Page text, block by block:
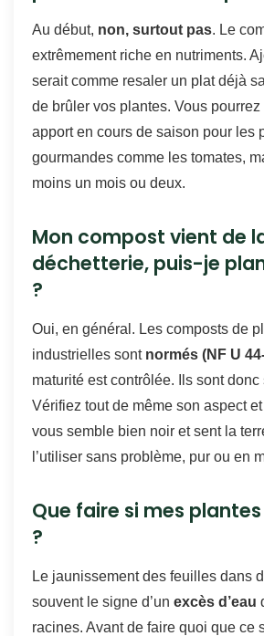
Au début, non, surtout pas. Le
extrêmement riche en nutriments.
serait comme resaler un plat déjà
de brûler vos plantes. Vous
apport en cours de saison pour les
gourmandes comme les tomates,
moins un mois ou deux.
Mon compost vient de
déchetterie, puis-je
?
Oui, en général. Les composts de
industrielles sont normés (NF U
maturité est contrôlée. Ils sont donc
Vérifiez tout de même son aspect et
vous semble bien noir et sent la
l’utiliser sans problème, pur ou en
Que faire si mes
?
Le jaunissement des feuilles dans
souvent le signe d’un excès d’eau
racines. Avant de faire quoi que ce